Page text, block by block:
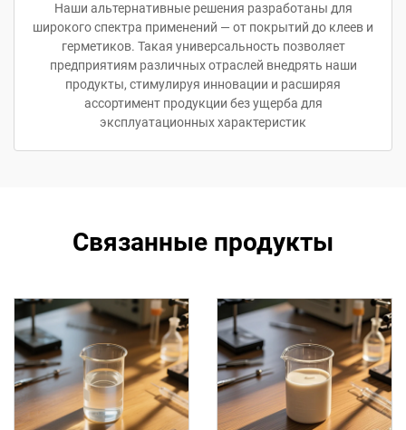
Наши альтернативные решения разработаны для
широкого спектра применений — от покрытий до клеев и
герметиков. Такая универсальность позволяет
предприятиям различных отраслей внедрять наши
продукты, стимулируя инновации и расширяя
ассортимент продукции без ущерба для
эксплуатационных характеристик
Связанные продукты